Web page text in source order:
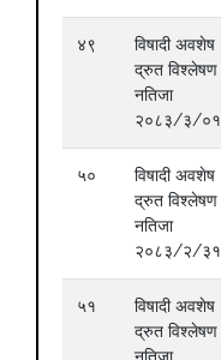
४९
विषादी अवशेष
द्रुत विश्लेषण
नतिजा
२०८३/३/०१
५०
विषादी अवशेष
द्रुत विश्लेषण
नतिजा
२०८३/२/३१
५१
विषादी अवशेष
द्रुत विश्लेषण